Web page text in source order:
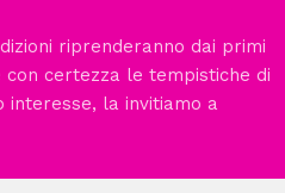
riprenderanno dai primi
certezza le tempistiche di
interesse, la invitiamo a